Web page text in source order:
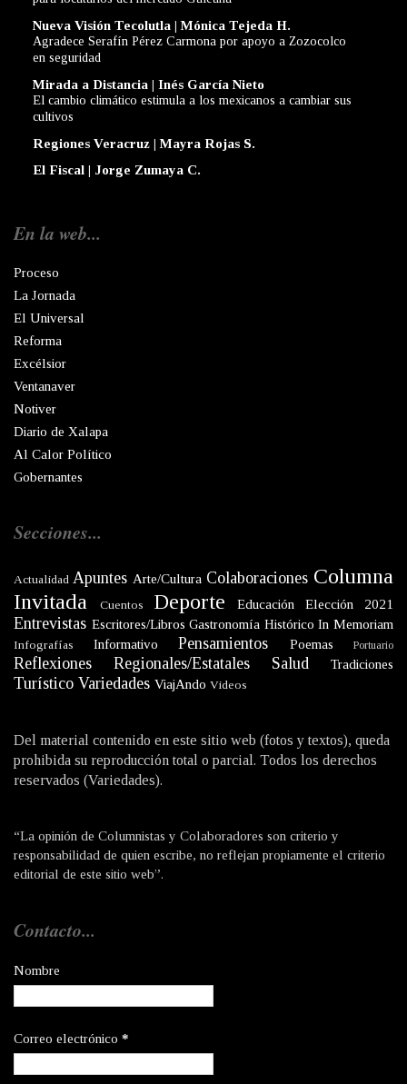
Nueva Visión Tecolutla | Mónica Tejeda H.
Agradece Serafín Pérez Carmona por apoyo a Zozocolco
en seguridad
Mirada a Distancia | Inés García Nieto
El cambio climático estimula a los mexicanos a cambiar sus
cultivos
Regiones Veracruz | Mayra Rojas S.
El Fiscal | Jorge Zumaya C.
En la web...
Proceso
La Jornada
El Universal
Reforma
Excélsior
Ventanaver
Notiver
Diario de Xalapa
Al Calor Político
Gobernantes
Secciones...
Actualidad Apuntes Arte/Cultura Colaboraciones Columna
Invitada
Cuentos Deporte Educación Elección 2021
Entrevistas Escritores/Libros Gastronomía Histórico In Memoriam
Infografías Informativo Pensamientos Poemas Portuario
Reflexiones Regionales/Estatales Salud Tradiciones
Turístico Variedades ViajAndo Videos
Del material contenido en este sitio web (fotos y textos), queda
prohibida su reproducción total o parcial. Todos los derechos
reservados (Variedades).
“La opinión de Columnistas y Colaboradores son criterio y
responsabilidad de quien escribe, no reflejan propiamente el criterio
editorial de este sitio web”.
Contacto...
Nombre
Correo electrónico *